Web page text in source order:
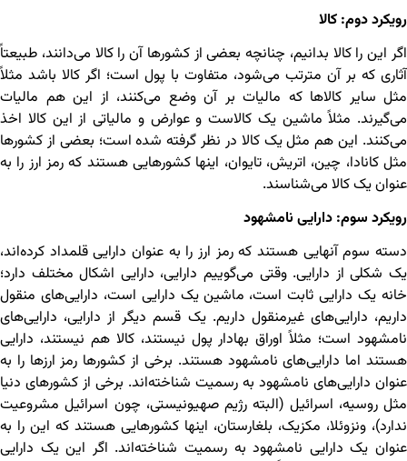
رویکرد دوم: کالا
اگر این را کالا بدانیم، چنانچه بعضی از کشورها آن را کالا می‌دانند، طبیعتاً
آثاری که بر آن مترتب می‌شود، متفاوت با پول است؛ اگر کالا باشد مثلاً
مثل سایر کالاها که مالیات بر آن وضع می‌کنند، از این هم مالیات
می‌گیرند. مثلاً ماشین یک کالاست و عوارض و مالیاتی از این کالا اخذ
می‌کنند. این هم مثل یک کالا در نظر گرفته شده است؛ بعضی از کشورها
مثل کانادا، چین، اتریش، تایوان، اینها کشورهایی هستند که رمز ارز را به
عنوان یک کالا می‌شناسند.
رویکرد سوم: دارایی نامشهود
دسته سوم آنهایی هستند که رمز ارز را به عنوان دارایی قلمداد کرده‌اند،
یک شکلی از دارایی. وقتی می‌گوییم دارایی، دارایی اشکال مختلف دارد؛
خانه یک دارایی ثابت است، ماشین یک دارایی است، دارایی‌های منقول
داریم، دارایی‌های غیرمنقول داریم. یک قسم دیگر از دارایی، دارایی‌های
نامشهود است؛ مثلاً اوراق بهادار پول نیستند، کالا هم نیستند، دارایی
هستند اما دارایی‌های نامشهود هستند. برخی از کشورها رمز ارزها را به
عنوان دارایی‌های نامشهود به رسمیت شناخته‌اند. برخی از کشورهای دنیا
مثل روسیه، اسرائیل (البته رژیم صهیونیستی، چون اسرائیل مشروعیت
ندارد)، ونزوئلا، مکزیک، بلغارستان، اینها کشورهایی هستند که این را به
عنوان یک دارایی نامشهود به رسمیت شناخته‌اند. اگر این یک دارایی